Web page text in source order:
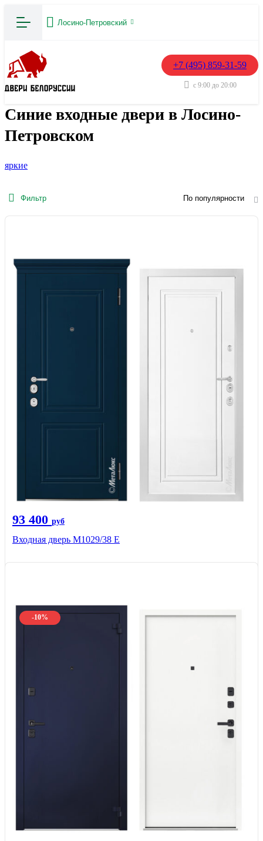
Лосино-Петровский
+7 (495) 859-31-59
с 9:00 до 20:00
Синие входные двери в Лосино-
Петровском
яркие
Фильтр По популярности
93 400 руб
Входная дверь М1029/38 E
-10%